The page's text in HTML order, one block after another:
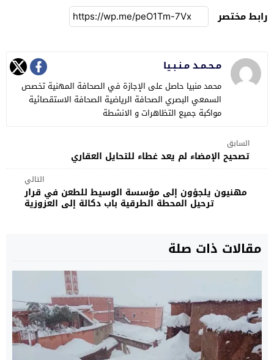
رابط مختصر
مـحـمـد مـنـبـيا
محمد منبيا حاصل على الإجازة في الصحافة المهنية تخصص
السمعي البصري الصحافة الرياضية الصحافة الاستقصائية
مواكبة جميع التظاهرات و الانشطة
السابق
تصحيح الإمضاء لم يعد غطاء للتحايل العقاري
التالي
مهنيون يلجؤون إلى مؤسسة الوسيط للطعن في قرار
ترحيل المحطة الطرقية باب دكالة إلى العزوزية
مقالات ذات صلة